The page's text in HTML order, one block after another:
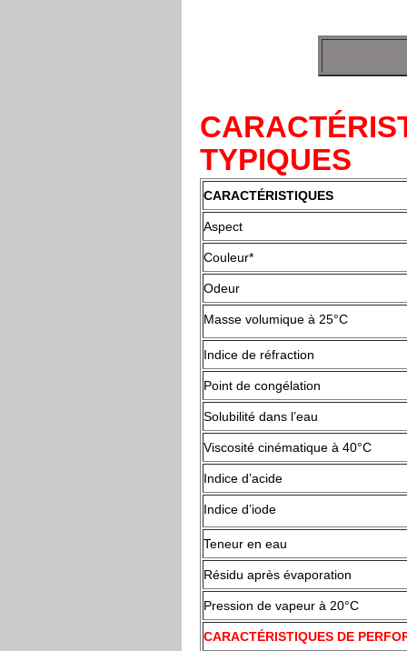
TYPIQUES
CARACTÉRISTIQUES
Aspect
Couleur*
Odeur
Masse volumique à 25°C
Indice de réfraction
Point de congélation
Solubilité dans l’eau
Viscosité cinématique à 40°C
Indice d’acide
Indice d’iode
Teneur en eau
Résidu après évaporation
Pression de vapeur à 20°C
CARACTÉRISTIQUES DE